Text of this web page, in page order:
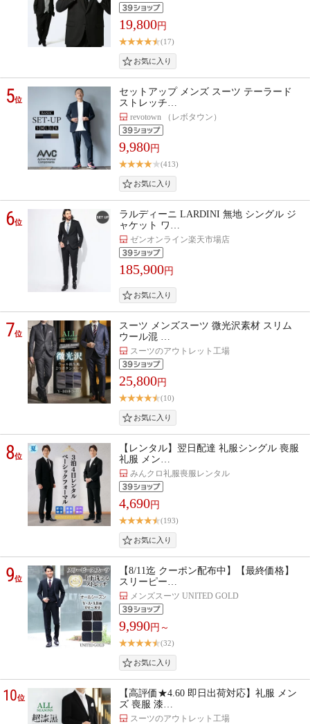
19,800円
(17)
5位
セットアップ メンズ スーツ テーラード
ストレッチ…
revotown （レボタウン）
9,980円
(413)
6位
ラルディーニ LARDINI 無地 シングル ジ
ャケット ワ…
ゼンオンライン楽天市場店
185,900円
7位
スーツ メンズスーツ 微光沢素材 スリム
ウール混 …
スーツのアウトレット工場
25,800円
(10)
8位
【レンタル】翌日配達 礼服シングル 喪服
礼服 メン…
みんクロ礼服喪服レンタル
4,690円
(193)
9位
【8/11迄 クーポン配布中】【最終価格】
スリーピー…
メンズスーツ UNITED GOLD
9,990円～
(32)
10位
【高評価★4.60 即日出荷対応】礼服 メン
ズ 喪服 漆…
スーツのアウトレット工場